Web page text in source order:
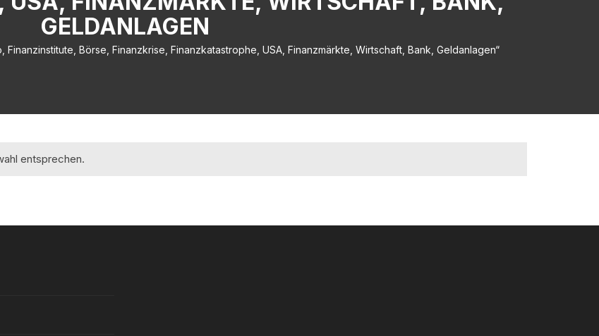
GELDANLAGEN
Börse, Finanzkrise, Finanzkatastrophe, USA, Finanzmärkte, Wirtschaft, Bank, Geldanlagen“
entsprechen.